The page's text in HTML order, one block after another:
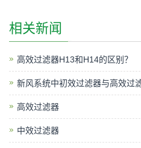
相关新闻
高效过滤器H13和H14的区别？
新风系统中初效过滤器与高效过
高效过滤器
中效过滤器